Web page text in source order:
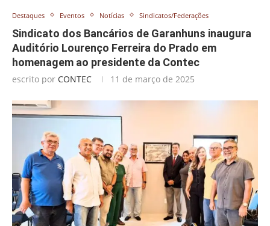
Destaques Eventos Notícias Sindicatos/Federações
Sindicato dos Bancários de Garanhuns inaugura
Auditório Lourenço Ferreira do Prado em
homenagem ao presidente da Contec
escrito por CONTEC 11 de março de 2025